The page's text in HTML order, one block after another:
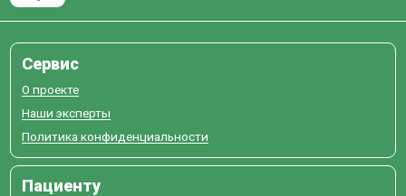
Сервис
О проекте
Наши эксперты
Политика конфиденциальности
Пациенту